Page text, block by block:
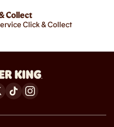
Collect
Click & Collect